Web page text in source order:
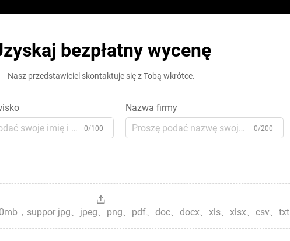
bezpłatny wycenę
Nasz przedstawiciel skontaktuje się z Tobą wkrótce.
0/100
Nazwa firmy
0/200
，suppor jpg、jpeg、png、pdf、doc、docx、xls、xlsx、csv、txt